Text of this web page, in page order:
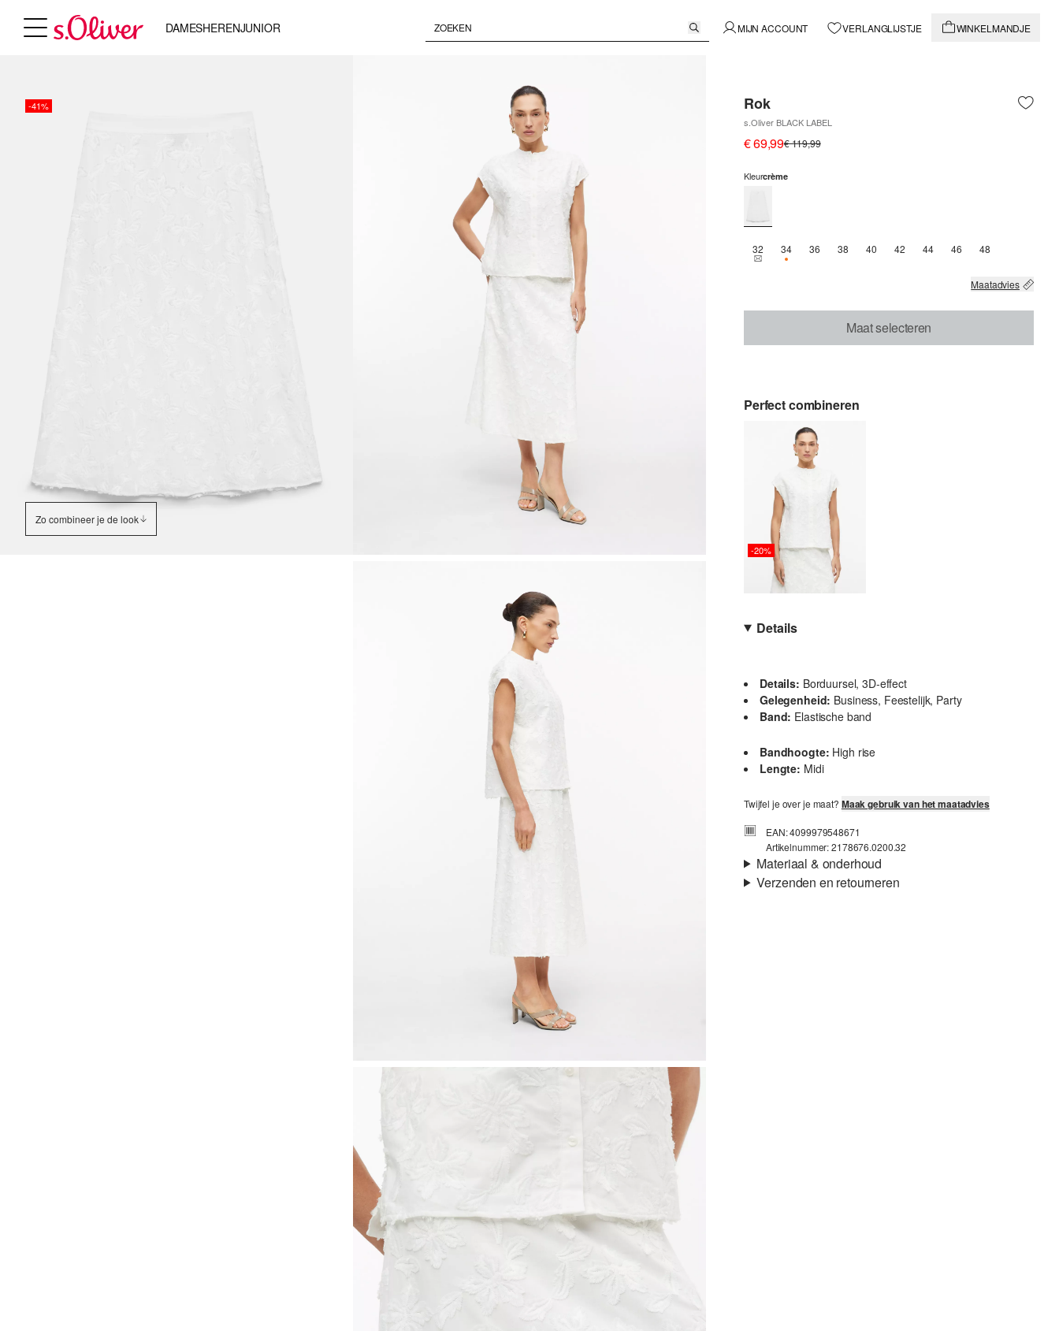
DAMESHERENJUNIOR MIJN ACCOUNT VERLANGLIJSTJE WINKELMANDJE
-41%
Zo combineer je de look
Rok
s.Oliver BLACK LABEL
€ 69,99€ 119,99
Kleurcrème
32THIS SIZE IS CURRENTLY OUT OF STOCK
34NOG 3 BESCHIKBAAR
36 38 40 42 44 46 48
Maatadvies
Maat selecteren
Perfect combineren
-20%
Details
Details: Borduursel, 3D-effect
Gelegenheid: Business, Feestelijk, Party
Band: Elastische band
Bandhoogte: High rise
Lengte: Midi
Twijfel je over je maat? Maak gebruik van het maatadvies
EAN: 4099979548671
Artikelnummer: 2178676.0200.32
Materiaal & onderhoud
Verzenden en retourneren